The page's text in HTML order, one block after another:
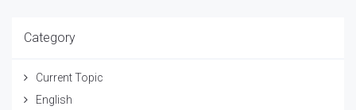
Category
Current Topic
English